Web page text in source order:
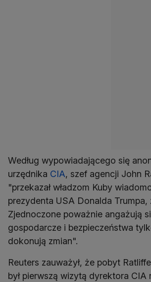
Według wypowiadającego się
urzędnika CIA, szef agencji John
"przekazał władzom Kuby
prezydenta USA Donalda Trumpa,
Zjednoczone poważnie angażują
gospodarcze i bezpieczeństwa
dokonują zmian".
Reuters zauważył, że pobyt
był pierwszą wizytą dyrektora CIA